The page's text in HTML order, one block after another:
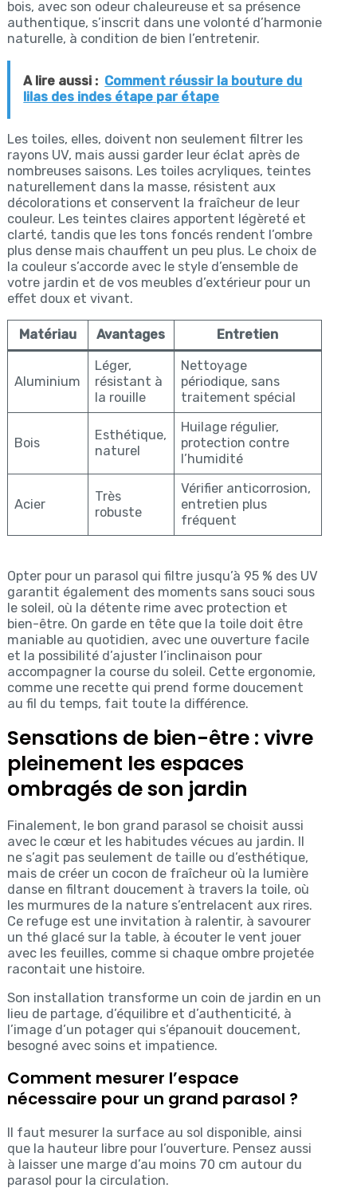
bois, avec son odeur chaleureuse et sa présence
authentique, s’inscrit dans une volonté d’harmonie
naturelle, à condition de bien l’entretenir.
A lire aussi : Comment réussir la bouture du
lilas des indes étape par étape
Les toiles, elles, doivent non seulement filtrer les
rayons UV, mais aussi garder leur éclat après de
nombreuses saisons. Les toiles acryliques, teintes
naturellement dans la masse, résistent aux
décolorations et conservent la fraîcheur de leur
couleur. Les teintes claires apportent légèreté et
clarté, tandis que les tons foncés rendent l’ombre
plus dense mais chauffent un peu plus. Le choix de
la couleur s’accorde avec le style d’ensemble de
votre jardin et de vos meubles d’extérieur pour un
effet doux et vivant.
Matériau Avantages Entretien
Aluminium
Léger,
résistant à
la rouille
Nettoyage
périodique, sans
traitement spécial
Bois
Esthétique,
naturel
Huilage régulier,
protection contre
l’humidité
Acier
Très
robuste
Vérifier anticorrosion,
entretien plus
fréquent
Opter pour un parasol qui filtre jusqu’à 95 % des UV
garantit également des moments sans souci sous
le soleil, où la détente rime avec protection et
bien-être. On garde en tête que la toile doit être
maniable au quotidien, avec une ouverture facile
et la possibilité d’ajuster l’inclinaison pour
accompagner la course du soleil. Cette ergonomie,
comme une recette qui prend forme doucement
au fil du temps, fait toute la différence.
Sensations de bien-être : vivre
pleinement les espaces
ombragés de son jardin
Finalement, le bon grand parasol se choisit aussi
avec le cœur et les habitudes vécues au jardin. Il
ne s’agit pas seulement de taille ou d’esthétique,
mais de créer un cocon de fraîcheur où la lumière
danse en filtrant doucement à travers la toile, où
les murmures de la nature s’entrelacent aux rires.
Ce refuge est une invitation à ralentir, à savourer
un thé glacé sur la table, à écouter le vent jouer
avec les feuilles, comme si chaque ombre projetée
racontait une histoire.
Son installation transforme un coin de jardin en un
lieu de partage, d’équilibre et d’authenticité, à
l’image d’un potager qui s’épanouit doucement,
besogné avec soins et impatience.
Comment mesurer l’espace
nécessaire pour un grand parasol ?
Il faut mesurer la surface au sol disponible, ainsi
que la hauteur libre pour l’ouverture. Pensez aussi
à laisser une marge d’au moins 70 cm autour du
parasol pour la circulation.